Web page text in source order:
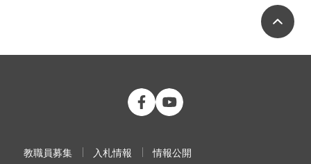
公立大学法人 福島県立医科大学
教職員募集 入札情報 情報公開